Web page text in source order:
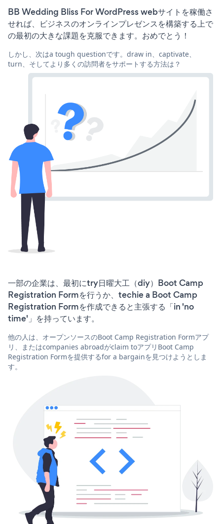
BB Wedding Bliss For WordPress webサイトを稼働さ
せれば、ビジネスのオンラインプレゼンスを構築する上で
の最初の大きな課題を克服できます。おめでとう！
しかし、次はa tough questionです。draw in、captivate、
turn、そしてより多くの訪問者をサポートする方法は？
一部の企業は、最初にtry日曜大工（diy）Boot Camp
Registration Formを行うか、techie a Boot Camp
Registration Formを作成できると主張する「in 'no
time'」を持っています。
他の人は、オープンソースのBoot Camp Registration Formアプ
リ、またはcompanies abroadがclaim toアプリBoot Camp
Registration Formを提供するfor a bargainを見つけようとしま
す。